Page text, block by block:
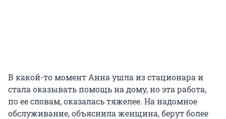
В какой-то момент Анна ушла из стационара и
стала оказывать помощь на дому, но эта работа,
по ее словам, оказалась тяжелее. На надомное
обслуживание, объяснила женщина, берут более